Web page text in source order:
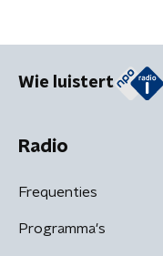
Wie luistert
Radio
Frequenties
Programma's